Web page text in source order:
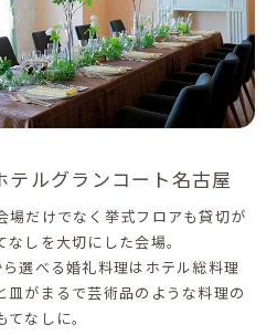
ルグランコート名古屋
場だけでなく挙式フロアも貸切が
しを大切にした会場。
選べる婚礼料理はホテル総料理
皿がまるで芸術品のような料理の
なしに。